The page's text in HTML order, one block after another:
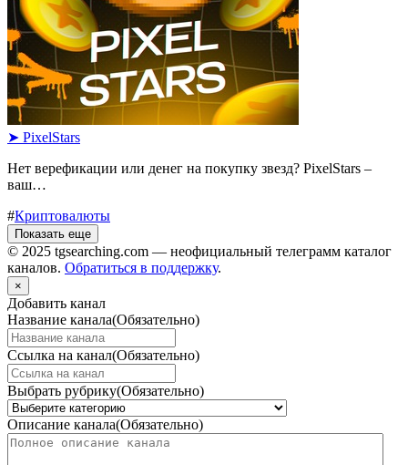
➤ PixelStars
Нет верефикации или денег на покупку звезд? PixelStars –
ваш…
#Криптовалюты
Показать еще
© 2025 tgsearching.com — неофициальный телеграмм каталог
каналов. Обратиться в поддержку.
×
Добавить канал
Название канала(Обязательно)
Ссылка на канал(Обязательно)
Выбрать рубрику(Обязательно)
Описание канала(Обязательно)